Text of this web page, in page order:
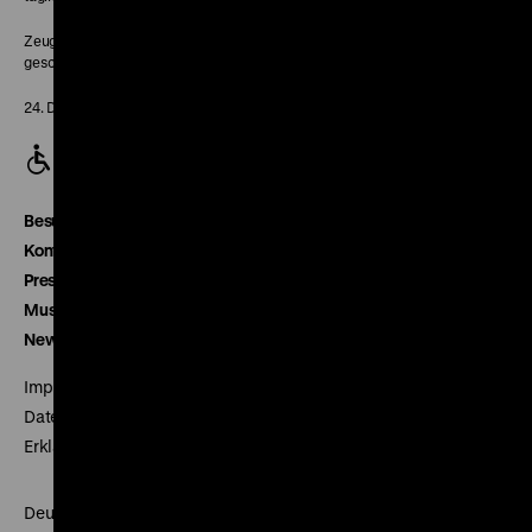
Zeughaus:
geschlossen
24. Dezember geschlossen
Besucherservice
Kontakt
Presse
Museumsverein
Newsletter
Impressum
Datenschutz
Erklärung digitale Barrierefreiheit
Deutsches Historisches Museum